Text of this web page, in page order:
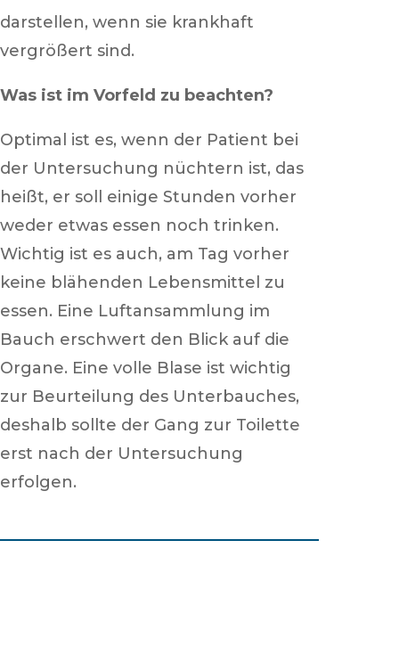
darstellen, wenn sie krankhaft
vergrößert sind.
Was ist im Vorfeld zu beachten?
Optimal ist es, wenn der Patient bei
der Untersuchung nüchtern ist, das
heißt, er soll einige Stunden vorher
weder etwas essen noch trinken.
Wichtig ist es auch, am Tag vorher
keine blähenden Lebensmittel zu
essen. Eine Luftansammlung im
Bauch erschwert den Blick auf die
Organe. Eine volle Blase ist wichtig
zur Beurteilung des Unterbauches,
deshalb sollte der Gang zur Toilette
erst nach der Untersuchung
erfolgen.